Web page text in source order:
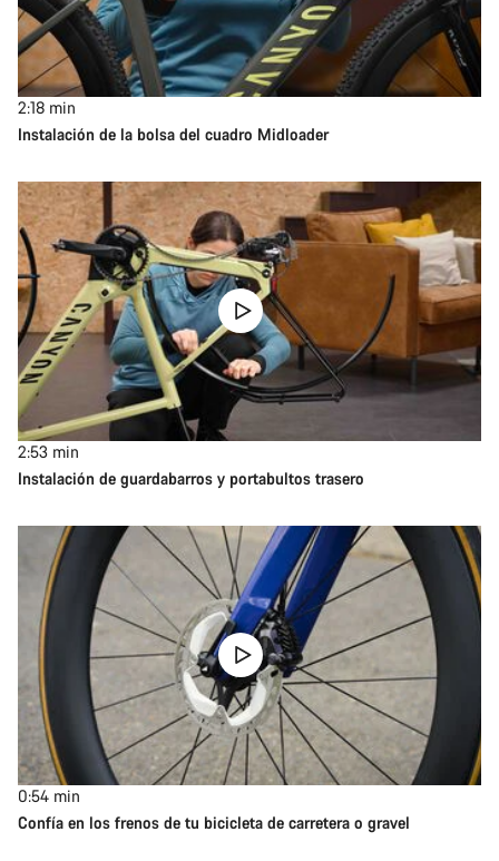
2:18 min
Instalación de la bolsa del cuadro Midloader
2:53 min
Instalación de guardabarros y portabultos trasero
0:54 min
Confía en los frenos de tu bicicleta de carretera o gravel